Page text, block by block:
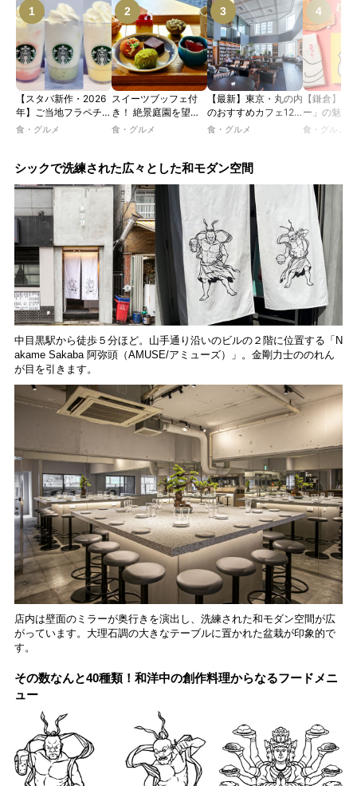
【スタバ新作・2026
年】ご当地フラペチー
ノが新登場！ 地域と
JIMOTO
森・群馬・沖縄で始
動。6種類を飲んで実
食レポート
食・グルメ
スイーツブッフェ付
き！ 絶景庭園を望む
ホテルレストランで味
ツトレンドVol.105】
食・グルメ
【最新】東京・丸の内
のおすすめカフェ12
選｜ひとりでゆったり
るカフェ、優雅なホテ
食・グルメ
【鎌倉】「
ー」の魅力
説！ 定番商
食・グルメ
シックで洗練された広々とした和モダン空間
中目黒駅から徒歩５分ほど。山手通り沿いのビルの２階に位置する「N
akame Sakaba 阿弥頭（AMUSE/アミューズ）」。金剛力士ののれん
が目を引きます。
店内は壁面のミラーが奥行きを演出し、洗練された和モダン空間が広
がっています。大理石調の大きなテーブルに置かれた盆栽が印象的で
す。
その数なんと40種類！和洋中の創作料理からなるフードメニ
ュー